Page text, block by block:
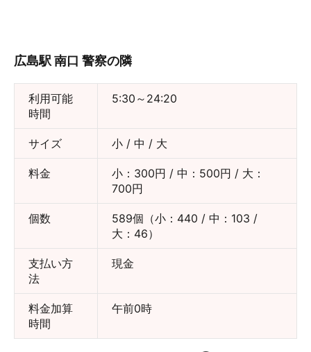
広島駅 南口 警察の隣
利用可能
時間
5:30～24:20
サイズ 小 / 中 / 大
料金
小：300円 / 中：500円 / 大：
700円
個数
589個（小：440 / 中：103 /
大：46）
支払い方
法
現金
料金加算
時間
午前0時